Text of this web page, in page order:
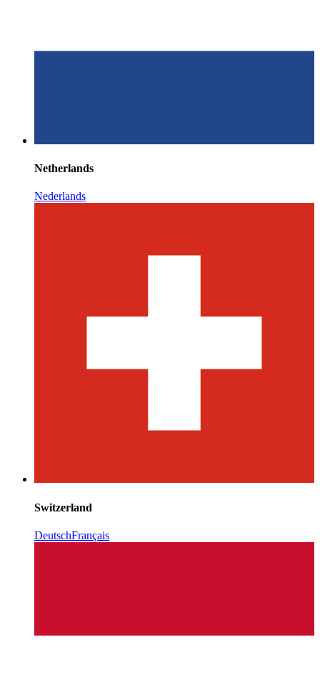
Netherlands
Nederlands
Switzerland
DeutschFrançais